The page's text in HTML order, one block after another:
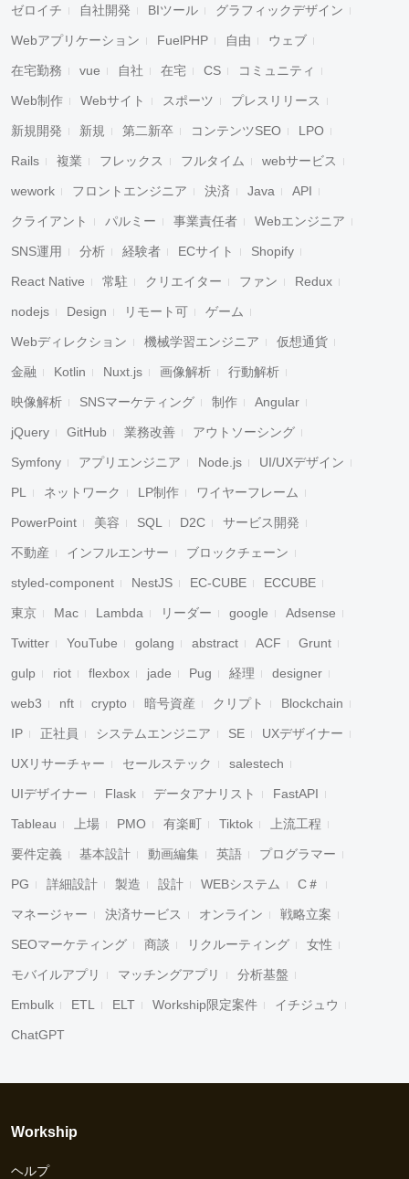
ゼロイチ 自社開発 BIツール グラフィックデザイン
Webアプリケーション FuelPHP 自由 ウェブ
在宅勤務 vue 自社 在宅 CS コミュニティ
Web制作 Webサイト スポーツ プレスリリース
新規開発 新規 第二新卒 コンテンツSEO LPO
Rails 複業 フレックス フルタイム webサービス
wework フロントエンジニア 決済 Java API
クライアント パルミー 事業責任者 Webエンジニア
SNS運用 分析 経験者 ECサイト Shopify
React Native 常駐 クリエイター ファン Redux
nodejs Design リモート可 ゲーム
Webディレクション 機械学習エンジニア 仮想通貨
金融 Kotlin Nuxt.js 画像解析 行動解析
映像解析 SNSマーケティング 制作 Angular
jQuery GitHub 業務改善 アウトソーシング
Symfony アプリエンジニア Node.js UI/UXデザイン
PL ネットワーク LP制作 ワイヤーフレーム
PowerPoint 美容 SQL D2C サービス開発
不動産 インフルエンサー ブロックチェーン
styled-component NestJS EC-CUBE ECCUBE
東京 Mac Lambda リーダー google Adsense
Twitter YouTube golang abstract ACF Grunt
gulp riot flexbox jade Pug 経理 designer
web3 nft crypto 暗号資産 クリプト Blockchain
IP 正社員 システムエンジニア SE UXデザイナー
UXリサーチャー セールステック salestech
UIデザイナー Flask データアナリスト FastAPI
Tableau 上場 PMO 有楽町 Tiktok 上流工程
要件定義 基本設計 動画編集 英語 プログラマー
PG 詳細設計 製造 設計 WEBシステム C＃
マネージャー 決済サービス オンライン 戦略立案
SEOマーケティング 商談 リクルーティング 女性
モバイルアプリ マッチングアプリ 分析基盤
Embulk ETL ELT Workship限定案件 イチジュウ
ChatGPT
Workship
ヘルプ